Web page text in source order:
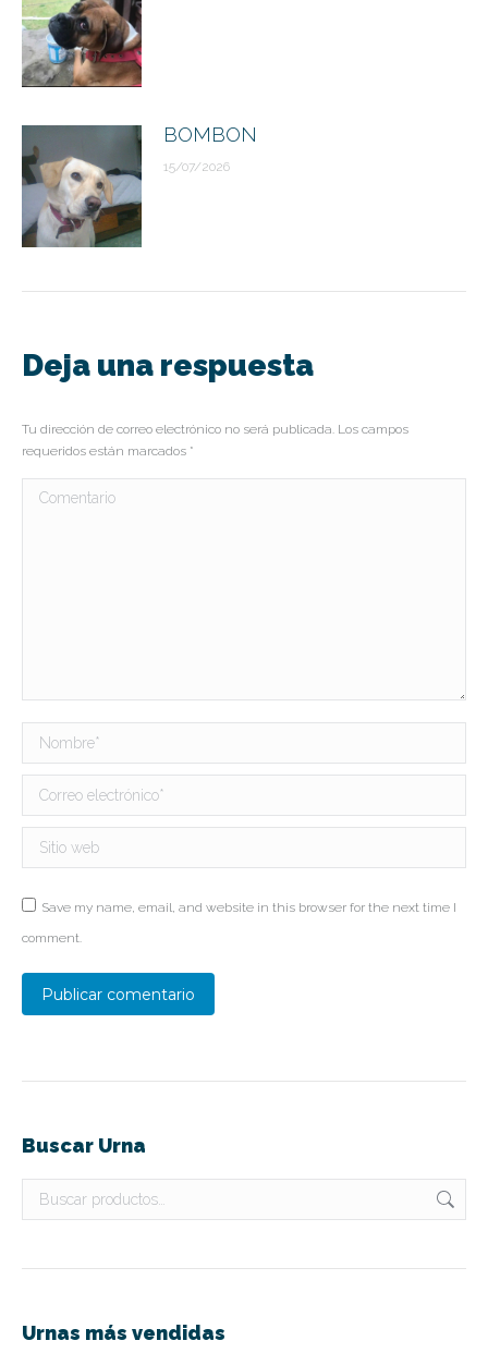
BOMBON
15/07/2026
Deja una respuesta
Tu dirección de correo electrónico no será publicada. Los campos
requeridos están marcados *
Comentario
Nombre *
Correo electrónico *
Sitio web
Save my name, email, and website in this browser for the next time I
comment.
Publicar comentario
Buscar Urna
Urnas más vendidas